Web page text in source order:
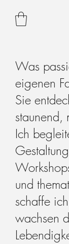
Was
eigenen
Sie
staunend,
Ich
und
schaffe
wachsen